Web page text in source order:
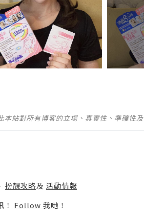
站對所有博客的立場、真實性、準確性
扮靚攻略及 活動情報
Follow 我哋 ！